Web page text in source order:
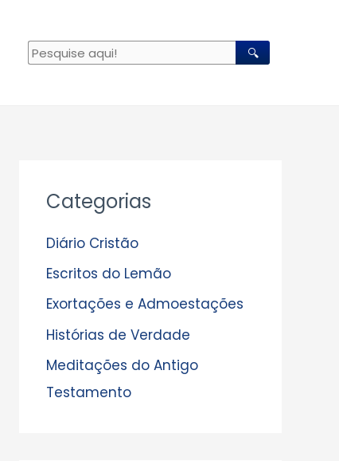
🔍
Categorias
Diário Cristão
Escritos do Lemão
Exortações e Admoestações
Histórias de Verdade
Meditações do Antigo
Testamento
r
u
i
v
o
s